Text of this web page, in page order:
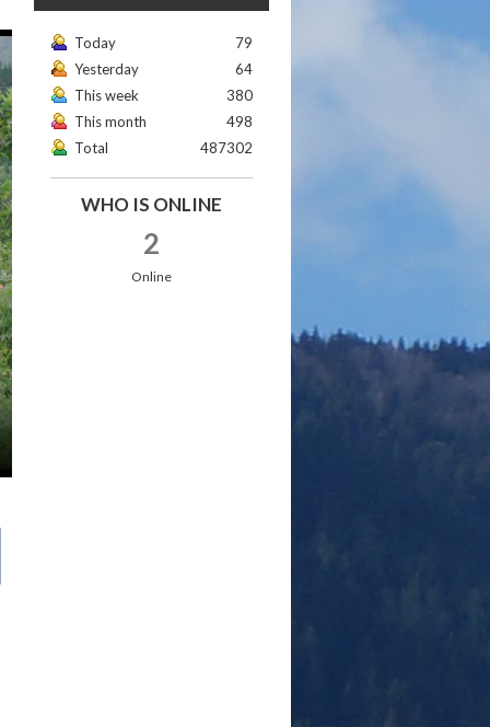
Today
79
Yesterday
64
This week
380
This month
498
Total
487302
WHO IS ONLINE
2
Online